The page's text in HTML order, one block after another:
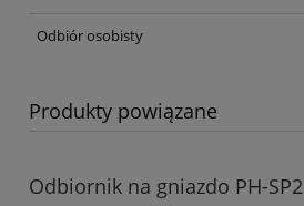
Odbiór osobisty
Produkty powiązane
Odbiornik na gniazdo PH-SP2